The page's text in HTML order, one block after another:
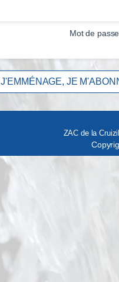
Mot de
J'EMMÉNAGE, JE
ZAC de la